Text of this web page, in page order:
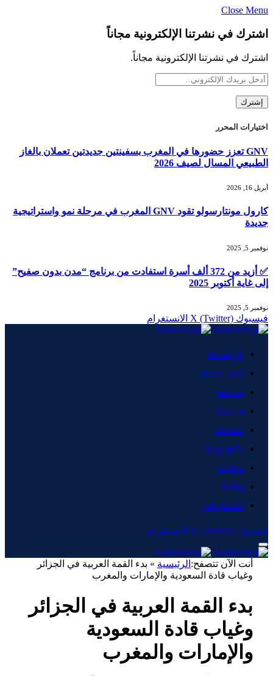
Close Menu
اشترك في نشرتنا الإلكترونية مجاناً
اشترك في نشرتنا الإلكترونية مجاناً.
اختيارات المحرر
GNV تعزز حضورها في المغرب بسفينتين جديدتين تعملان بالغاز
الطبيعي المسال لصيف 2026
أبريل 16, 2026
كارول مونتارسولو تقود GNV المغرب في مرحلة نمو واستراتيجية
جديدة
نوفمبر 5, 2025
✅ أزيد من 372 ألف أسرة استفادت من برنامج “مدن بدون صفيح”
إلى غاية أكتوبر 2025
نوفمبر 5, 2025
فيسبوك X (Twitter) الانستغرام
الرئيسية
أخبار طنجة
مجتمع
سياسة
اقتصاد
تكنولوجيا
حوادث
رياضة
ثقافة وفن
فيسبوك X (Twitter) الانستغرام
أنت الآن تتصفح: الرئيسية » بدء القمة العربية في الجزائر
وغياب قادة السعودية والإمارات والمغرب
بدء القمة العربية في الجزائر
وغياب قادة السعودية
والإمارات والمغرب